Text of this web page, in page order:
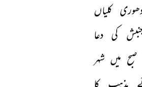
کلیاں
کی دعا
صبح میں شہر
مذہب کا